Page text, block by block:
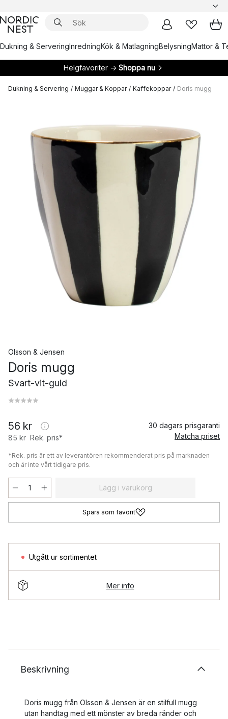
Dukning & ServeringInredningKök & MatlagningBelysningMattor &
Helgfavoriter → Shoppa nu
Dukning & Servering / Muggar & Koppar / Kaffekoppar / Doris mugg
Olsson & Jensen
Doris mugg
Svart-vit-guld
56 kr
85 kr Rek. pris*
30 dagars prisgaranti
Matcha priset
*Rek. pris är ett av leverantören rekommenderat pris på marknaden
och är inte vårt tidigare pris.
Lägg i varukorg
Spara som favorit
Utgått ur sortimentet
Mer info
Beskrivning
Doris mugg från Olsson & Jensen är en stilfull mugg
utan handtag med ett mönster av breda ränder och